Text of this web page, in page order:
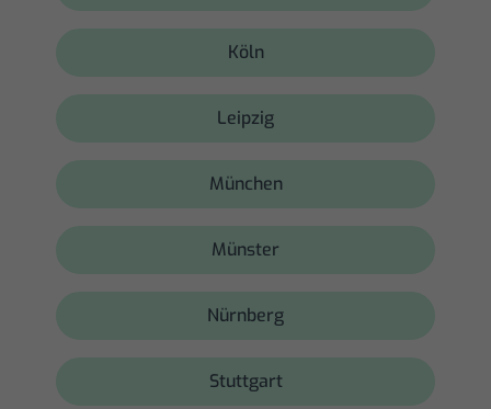
Köln
Leipzig
München
Münster
Nürnberg
Stuttgart